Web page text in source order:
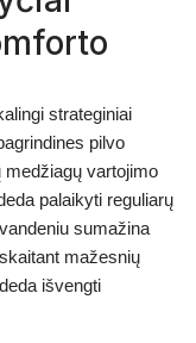
strateginiai
pilvo
vartojimo
palaikyti reguliarų
sumažina
mažesnių
išvengti